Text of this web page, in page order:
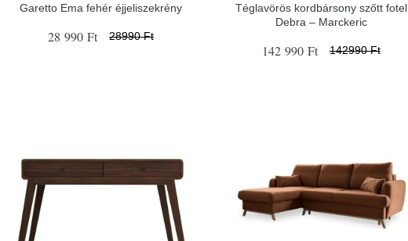
Garetto Ema fehér éjjeliszekrény
28 990 Ft 28990 Ft
Téglavörös kordbársony szőtt fotel
Debra – Marckeric
142 990 Ft 142990 Ft